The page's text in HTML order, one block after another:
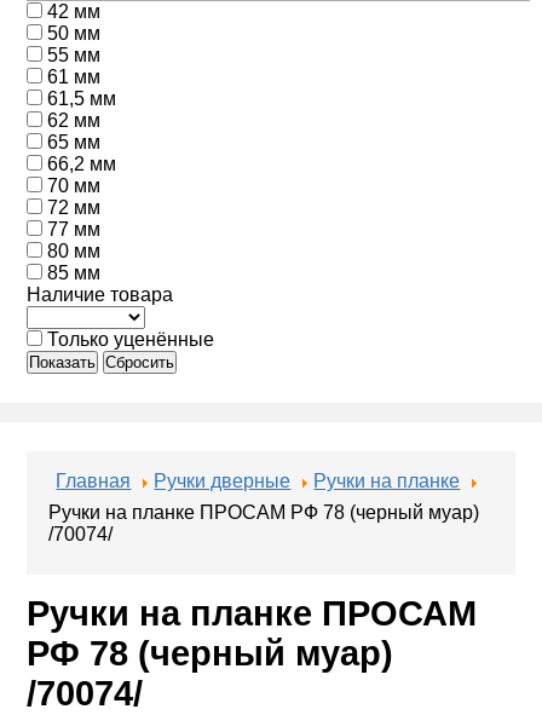
42 мм
50 мм
55 мм
61 мм
61,5 мм
62 мм
65 мм
66,2 мм
70 мм
72 мм
77 мм
80 мм
85 мм
Наличие товара
Только уценённые
Показать Сбросить
Главная Ручки дверные
Ручки на планке
Ручки на планке ПРОСАМ РФ 78 (черный муар)
/70074/
Ручки на планке ПРОСАМ
РФ 78 (черный муар)
/70074/